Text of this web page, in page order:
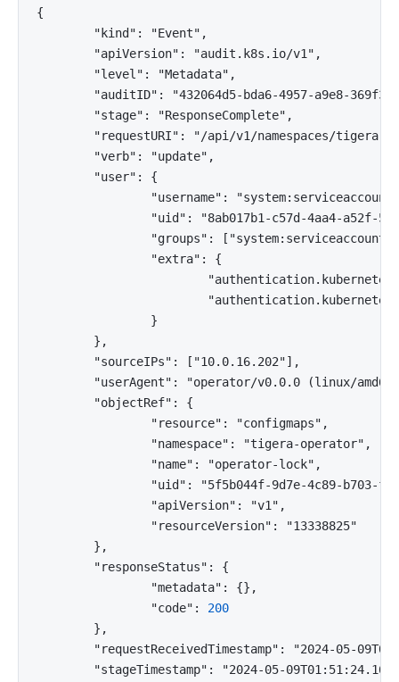
{
        "kind": "Event",
        "apiVersion": "audit.k8s.io/v1",
        "level": "Metadata",
"auditID": "432064d5-bda6-4957-a9e8-
        "stage": "ResponseComplete",
"requestURI": "/api/v1/namespaces/tigera-
        "verb": "update",
        "user": {
"username":
"uid": "8ab017b1-c57d-4aa4-a52f-
"groups":
                "extra": {
                }
        },
        "sourceIPs": ["10.0.16.202"],
"userAgent": "operator/v0.0.0 (linux/
        "objectRef": {
                "resource": "configmaps",
                "namespace": "tigera-operator",
                "name": "operator-lock",
"uid": "5f5b044f-9d7e-4c89-b703-
                "apiVersion": "v1",
                "resourceVersion": "13338825"
        },
        "responseStatus": {
                "metadata": {},
                "code":
200
        },
"requestReceivedTimestamp": "2024-05-
"stageTimestamp": "2024-05-